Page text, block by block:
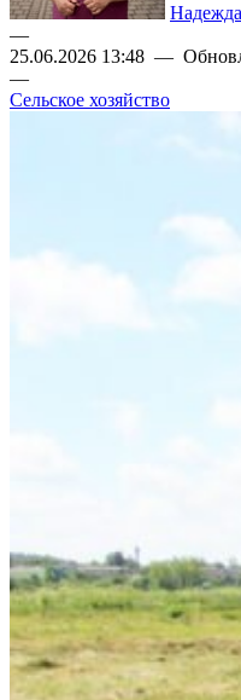
—
25.06.2026 13:48 —
—
Сельское хозяйство